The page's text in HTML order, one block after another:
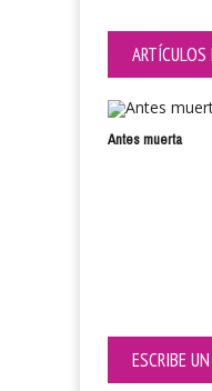
Antes muerta
ESCRIBE